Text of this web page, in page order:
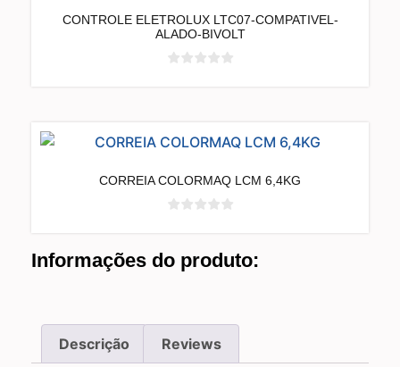
CONTROLE ELETROLUX LTC07-COMPATIVEL-
ALADO-BIVOLT
CORREIA COLORMAQ LCM 6,4KG
Informações do produto:
Descrição Reviews